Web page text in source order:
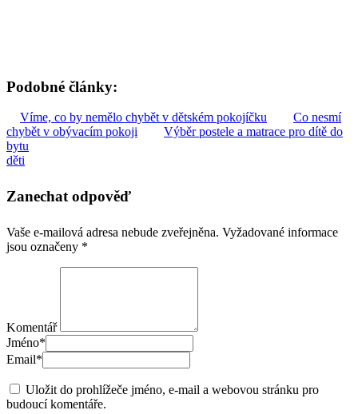
Podobné články:
Víme, co by nemělo chybět v dětském pokojíčku
Co nesmí
chybět v obývacím pokoji
Výběr postele a matrace pro dítě do
bytu
děti
Zanechat odpověď
Vaše e-mailová adresa nebude zveřejněna. Vyžadované informace
jsou označeny *
Komentář
Jméno*
Email*
Uložit do prohlížeče jméno, e-mail a webovou stránku pro
budoucí komentáře.